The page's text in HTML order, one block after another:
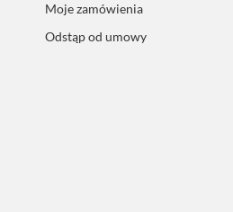
Moje zamówienia
Odstąp od umowy